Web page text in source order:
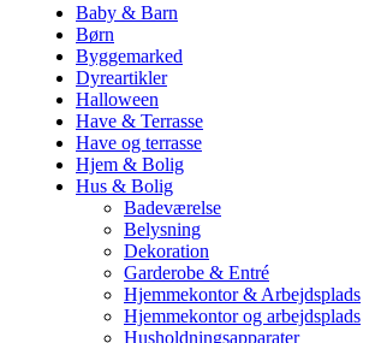
Baby & Barn
Børn
Byggemarked
Dyreartikler
Halloween
Have & Terrasse
Have og terrasse
Hjem & Bolig
Hus & Bolig
Badeværelse
Belysning
Dekoration
Garderobe & Entré
Hjemmekontor & Arbejdsplads
Hjemmekontor og arbejdsplads
Husholdningsapparater